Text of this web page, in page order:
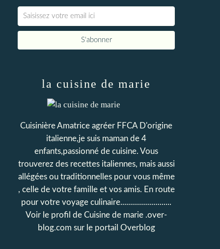
la cuisine de marie
Cuisinière Amatrice agréer FFCA D'origine
italienne,je suis maman de 4
enfants,passionné de cuisine. Vous
trouverez des recettes italiennes, mais aussi
allégées ou traditionnelles pour vous même
, celle de votre famille et vos amis. En route
pour votre voyage culinaire..........................
Voir le profil de Cuisine de marie .over-
blog.com sur le portail Overblog